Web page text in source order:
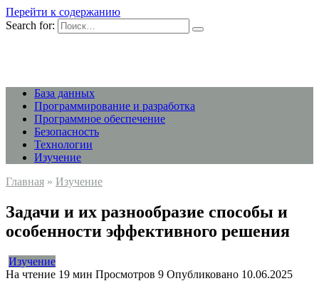
Перейти к содержанию
Search for:
База данных
Программирование и разработка
Программное обеспечение
Безопасность
Технологии
Изучение
Главная » Изучение
Задачи и их разнообразие способы и
особенности эффективного решения
Изучение
На чтение 19 мин Просмотров 9 Опубликовано 10.06.2025